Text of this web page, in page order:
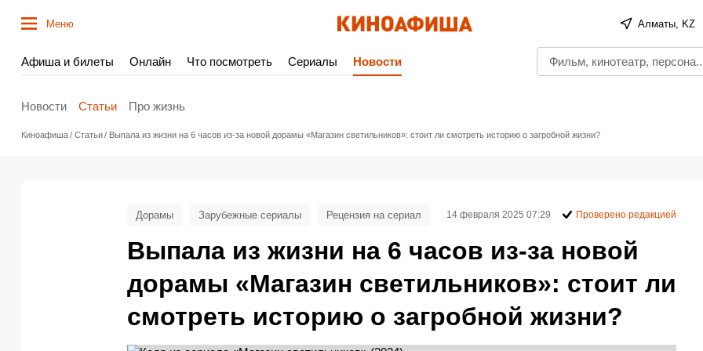
Меню Алматы, KZ
Афиша и билеты Онлайн Что посмотреть Сериалы Новости
Новости Статьи Про жизнь
Киноафиша Статьи Выпала из жизни на 6 часов из-за новой дорамы «Магазин светильников»: стоит ли смотреть историю о загробной жизни?
Выпала из жизни на 6 часов из-за новой
дорамы «Магазин светильников»: стоит ли
смотреть историю о загробной жизни?
Дорамы Зарубежные сериалы Рецензия на сериал 14 февраля 2025 07:29 Проверено редакцией